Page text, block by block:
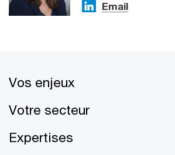
Email
Vos enjeux
Votre secteur
Expertises